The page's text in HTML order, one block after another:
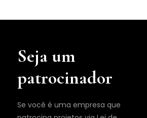
Seja um
patrocinador
Se você é uma empresa que